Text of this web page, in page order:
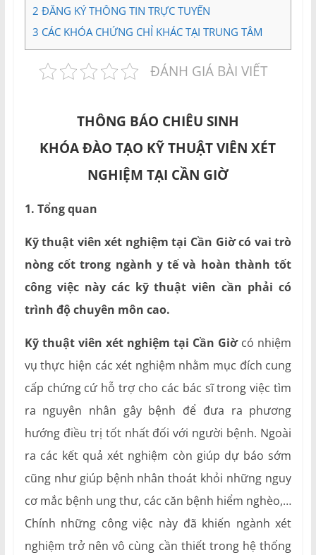
2 ĐĂNG KÝ THÔNG TIN TRỰC TUYẾN
3 CÁC KHÓA CHỨNG CHỈ KHÁC TẠI TRUNG TÂM
ĐÁNH GIÁ BÀI VIẾT
THÔNG BÁO CHIÊU SINH
KHÓA ĐÀO TẠO KỸ THUẬT VIÊN XÉT
NGHIỆM TẠI CẦN GIỜ
1. Tổng quan
Kỹ thuật viên xét nghiệm tại Cần Giờ có vai trò
nòng cốt trong ngành y tế và hoàn thành tốt
công việc này các kỹ thuật viên cần phải có
trình độ chuyên môn cao.
Kỹ thuật viên xét nghiệm tại Cần Giờ có nhiệm
vụ thực hiện các xét nghiệm nhằm mục đích cung
cấp chứng cứ hỗ trợ cho các bác sĩ trong việc tìm
ra nguyên nhân gây bệnh để đưa ra phương
hướng điều trị tốt nhất đối với người bệnh. Ngoài
ra các kết quả xét nghiệm còn giúp dự báo sớm
cũng như giúp bệnh nhân thoát khỏi những nguy
cơ mắc bệnh ung thư, các căn bệnh hiểm nghèo,…
Chính những công việc này đã khiến ngành xét
nghiệm trở nên vô cùng cần thiết trong hệ thống